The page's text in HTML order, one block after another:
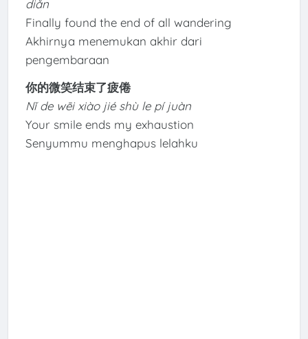
diǎn
Finally found the end of all wandering
Akhirnya menemukan akhir dari
pengembaraan
你的微笑结束了疲倦
Nǐ de wēi xiào jié shù le pí juàn
Your smile ends my exhaustion
Senyummu menghapus lelahku